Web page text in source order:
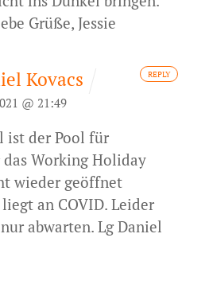
Grüße, Jessie
Kovacs
@ 21:49
ist der Pool für
Working Holiday
wieder geöffnet
liegt an COVID. Leider
abwarten. Lg Daniel
REPLY